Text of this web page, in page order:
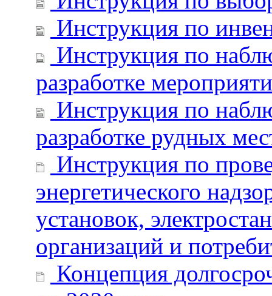
Инструкция по
Инструкция по
разработке
Инструкция по
разработке рудных
Инструкция по
энергетического
установок,
организаций и
Концепция